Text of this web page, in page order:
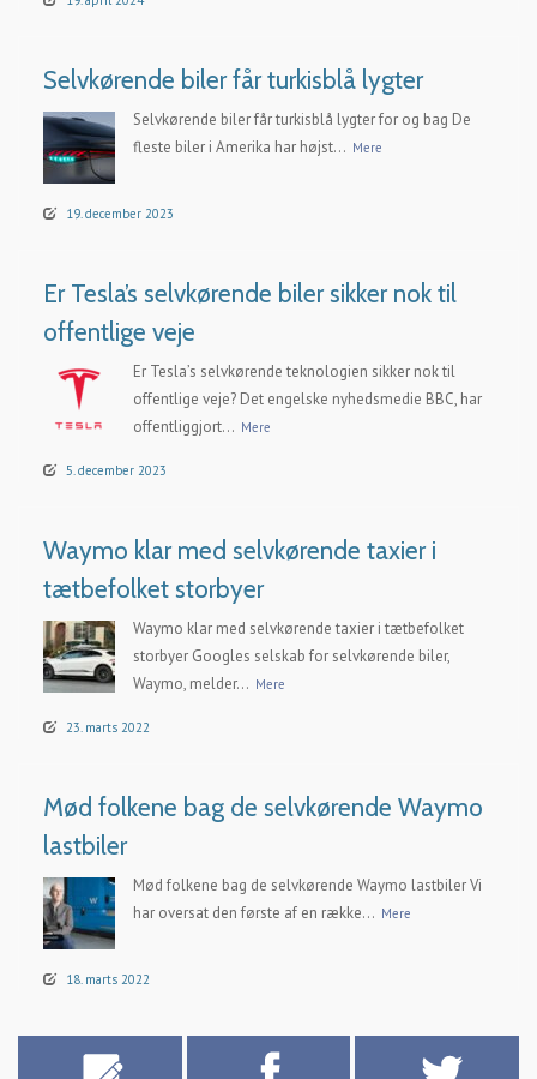
Selvkørende biler får turkisblå lygter
Selvkørende biler får turkisblå lygter for og bag De
fleste biler i Amerika har højst... Mere
19. december 2023
Er Tesla’s selvkørende biler sikker nok til
offentlige veje
Er Tesla’s selvkørende teknologien sikker nok til
offentlige veje? Det engelske nyhedsmedie BBC, har
offentliggjort... Mere
5. december 2023
Waymo klar med selvkørende taxier i
tætbefolket storbyer
Waymo klar med selvkørende taxier i tætbefolket
storbyer Googles selskab for selvkørende biler,
Waymo, melder... Mere
23. marts 2022
Mød folkene bag de selvkørende Waymo
lastbiler
Mød folkene bag de selvkørende Waymo lastbiler Vi
har oversat den første af en række... Mere
18. marts 2022